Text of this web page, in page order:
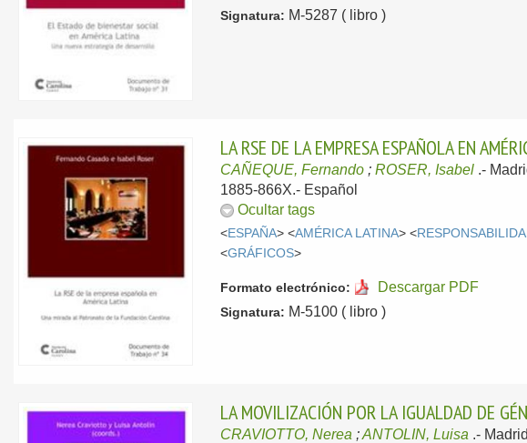
Signatura: M-5287 ( libro )
LA RSE DE LA EMPRESA ESPAÑOLA EN
CAÑEQUE, Fernando ;ROSER, Isabel .-
1885-866X.- Español
Ocultar tags
<ESPAÑA> <AMÉRICA LATINA> <
<GRÁFICOS>
Formato electrónico: Descargar PDF
Signatura: M-5100 ( libro )
LA MOVILIZACIÓN POR LA IGUALDAD DE
CRAVIOTTO, Nerea ;ANTOLIN, Luisa .-